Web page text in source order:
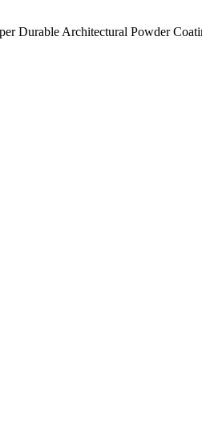
Durable Architectural Powder